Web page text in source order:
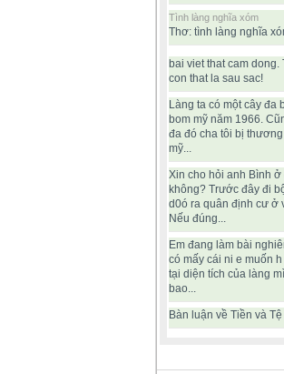
Tình làng nghĩa xóm
Thơ: tình làng nghĩa
bai viet that cam dong.
con that la sau sac!
Làng ta có một cây đa
bom mỹ năm 1966.
đa đó cha tôi bị
mỹ...
Xin cho hỏi anh Bình ở
không? Trước đây đi
d0ó ra quân định cư ở
Nếu đúng...
Em đang làm bài
có mấy cái ni e muốn
tại diện tích của làng
bao...
Bàn luận về Tiền và